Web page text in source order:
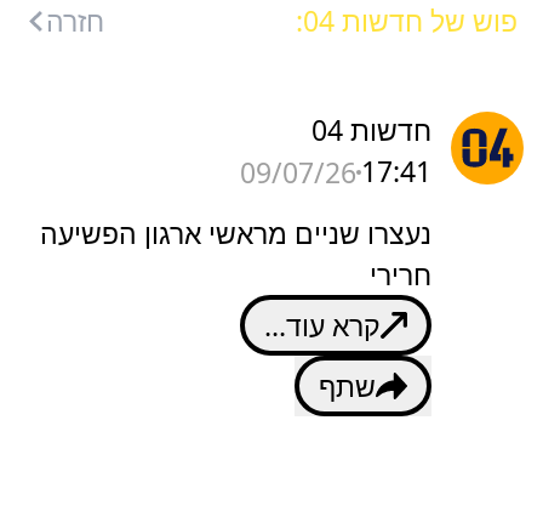
פוש של חדשות 04: חזרה
חדשות 04
17:41
09/07/26
נעצרו שניים מראשי ארגון הפשיעה
חרירי
קרא עוד...
שתף